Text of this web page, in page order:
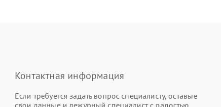
Контактная информация
Если требуется задать вопрос специалисту, оставьте